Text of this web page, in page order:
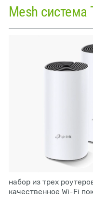
набор из трех
качественное Wi-Fi